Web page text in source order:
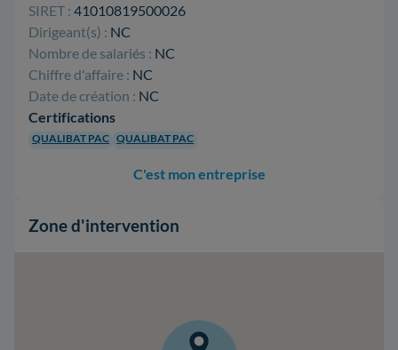
SIRET : 41010819500026
Dirigeant(s) : NC
Nombre de salariés : NC
Chiffre d'affaire : NC
Date de création : NC
Certifications
QUALIBAT PAC QUALIBAT PAC
C'est mon entreprise
Zone d'intervention